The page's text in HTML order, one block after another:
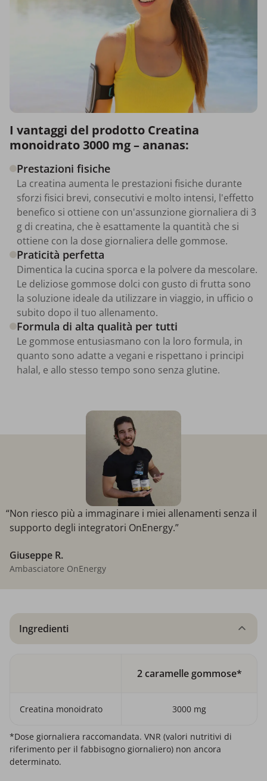
I vantaggi del prodotto Creatina
monoidrato 3000 mg – ananas:
Prestazioni fisiche
La creatina aumenta le prestazioni fisiche durante
sforzi fisici brevi, consecutivi e molto intensi, l'effetto
benefico si ottiene con un'assunzione giornaliera di 3
g di creatina, che è esattamente la quantità che si
ottiene con la dose giornaliera delle gommose.
Praticità perfetta
Dimentica la cucina sporca e la polvere da mescolare.
Le deliziose gommose dolci con gusto di frutta sono
la soluzione ideale da utilizzare in viaggio, in ufficio o
subito dopo il tuo allenamento.
Formula di alta qualità per tutti
Le gommose entusiasmano con la loro formula, in
quanto sono adatte a vegani e rispettano i principi
halal, e allo stesso tempo sono senza glutine.
“Non riesco più a immaginare i miei allenamenti senza il
supporto degli integratori OnEnergy.”
Giuseppe R.
Ambasciatore OnEnergy
Ingredienti
2 caramelle gommose*
Creatina monoidrato 3000 mg
*Dose giornaliera raccomandata. VNR (valori nutritivi di
riferimento per il fabbisogno giornaliero) non ancora
determinato.